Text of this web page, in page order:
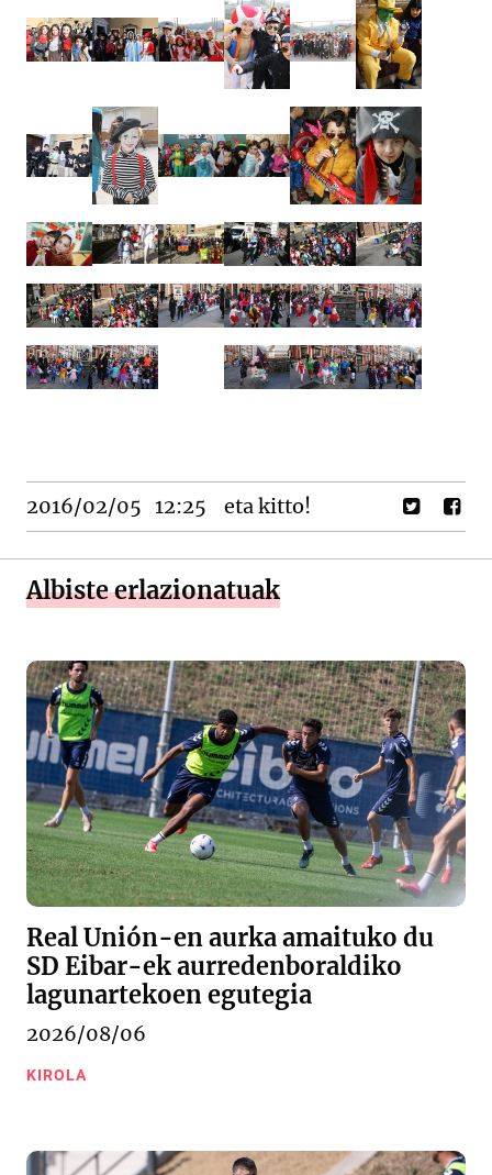
2016/02/05 12:25 eta kitto!
Albiste erlazionatuak
Real Unión-en aurka amaituko du
SD Eibar-ek aurredenboraldiko
lagunartekoen egutegia
2026/08/06
KIROLA